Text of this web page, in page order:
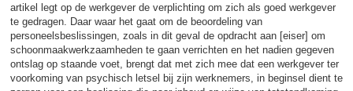
artikel legt op de werkgever de verplichting om zich als goed werkgever
te gedragen. Daar waar het gaat om de beoordeling van
personeelsbeslissingen, zoals in dit geval de opdracht aan [eiser] om
schoonmaakwerkzaamheden te gaan verrichten en het nadien gegeven
ontslag op staande voet, brengt dat met zich mee dat een werkgever ter
voorkoming van psychisch letsel bij zijn werknemers, in beginsel dient te